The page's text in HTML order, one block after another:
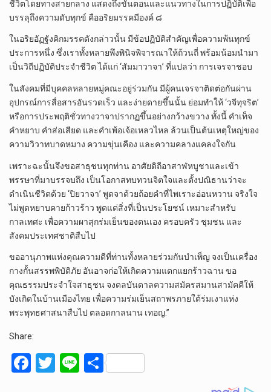
ชีวิตโดยทางสายกลาง แสดงถึงขั้นตอนและแนวทางในการปฏิบัติเพื่อ
บรรลุถึงความดับทุกข์ คืออริยมรรคมีองค์ ๘
ในอริยอัฏฐังคิกมรรคดังกล่าวนั้น มีข้อปฏิบัติสำคัญเพื่อความพ้นทุกข์
ประการหนึ่ง ซึ่งเราทั้งหลายพึงพินิจพิจารณาให้ถ้วนถี่ พร้อมน้อมนำมา
เป็นวิถีปฏิบัติประจำชีวิต ได้แก่ ‘สัมมาวาจา’ ที่แปลว่า การเจรจาชอบ
ในสังคมที่มีบุคคลหลายหมู่คณะอยู่ร่วมกัน มีผู้คนเจรจาติดต่อกันผ่าน
อุปกรณ์การสื่อสารอันรวดเร็ว และง่ายดายขึ้นนั้น ย่อมทำให้ ‘วจีทุจริต’
หรือการประพฤติชั่วทางวาจาปรากฏขึ้นอย่างกว้างขวาง ทั้งนี้ คำเท็จ
คำหยาบ คำส่อเสียด และคำเพ้อเจ้อเหลวไหล ล้วนเป็นต้นเหตุใหญ่ของ
ความวิวาทบาดหมาง ความขุ่นเคือง และความคลางแคลงใจกัน
เพราะฉะนั้นจึงขอสาธุชนทุกท่าน อาศัยดิถีอาสาฬหบูชาและเข้า
พรรษาที่มาบรรจบถึง เป็นโอกาสทบทวนจิตใจและตั้งปณิธานว่าจะ
ดำเนินชีวิตด้วย ‘ปิยวาจา’ พูดจาด้วยถ้อยคำที่ไพเราะอ่อนหวาน จริงใจ
ไม่พูดหยาบคายก้าวร้าว พูดแต่สิ่งที่เป็นประโยชน์ เหมาะสำหรับ
กาลเทศะ เพื่อความผาสุกร่มเย็นของตนเอง ครอบครัว ชุมชน และ
สังคมประเทศชาติสืบไป
ขออานุภาพแห่งคุณความดีที่ท่านทั้งหลายร่วมกันบำเพ็ญ จงเป็นเครื่อง
กางกั้นสรรพพิบัติภัย อันอาจก่อให้เกิดความแตกแยกร้าวฉาน ขอ
คุณธรรมประจำใจสาธุชน จงดลบันดาลความสมัครสมานสามัคคีให้
บังเกิดในบ้านเมืองไทย เพื่อความร่มเย็นสถาพรภายใต้ร่มเงาแห่ง
พระพุทธศาสนาสืบไป ตลอดกาลนาน เทอญ.”
Share:
F
T
Li S